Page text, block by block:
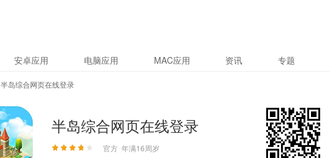
安卓应用 电脑应用 MAC应用 资讯 专题
半岛综合网页在线登录
半岛综合网页在线登录
官方 年满16周岁